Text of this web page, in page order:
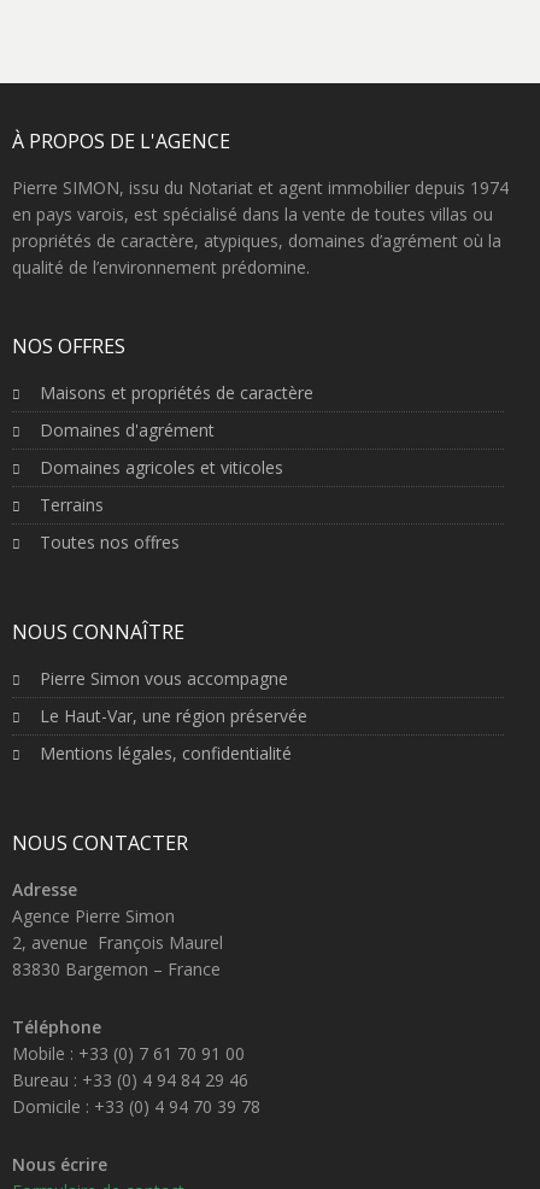
À PROPOS DE L'AGENCE
Pierre SIMON, issu du Notariat et agent immobilier depuis 1974
en pays varois, est spécialisé dans la vente de toutes villas ou
propriétés de caractère, atypiques, domaines d’agrément où la
qualité de l’environnement prédomine.
NOS OFFRES
Maisons et propriétés de caractère
Domaines d'agrément
Domaines agricoles et viticoles
Terrains
Toutes nos offres
NOUS CONNAÎTRE
Pierre Simon vous accompagne
Le Haut-Var, une région préservée
Mentions légales, confidentialité
NOUS CONTACTER
Adresse
Agence Pierre Simon
2, avenue François Maurel
83830 Bargemon – France
Téléphone
Mobile : +33 (0) 7 61 70 91 00
Bureau : +33 (0) 4 94 84 29 46
Domicile : +33 (0) 4 94 70 39 78
Nous écrire